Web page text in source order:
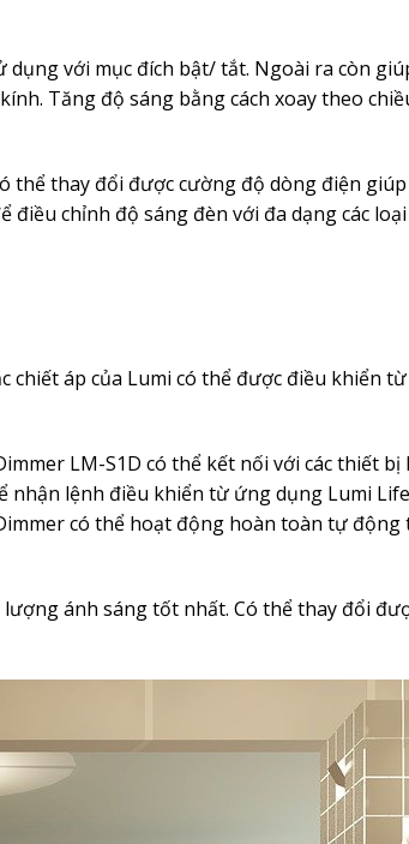
dụng với mục đích bật/ tắt. Ngoài ra còn
Tăng độ sáng bằng cách xoay theo
thay đổi được cường độ dòng điện
chỉnh độ sáng đèn với đa dạng các
áp của Lumi có thể được điều khiển
LM-S1D có thể kết nối với các thiết bị
lệnh điều khiển từ ứng dụng Lumi
có thể hoạt động hoàn toàn tự
ánh sáng tốt nhất. Có thể thay đổi